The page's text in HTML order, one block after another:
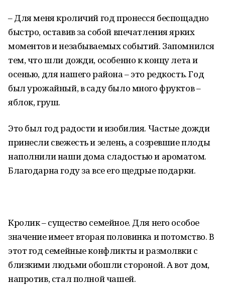
– Для меня кроличий год пронесся беспощадно
быстро, оставив за собой впечатления ярких
моментов и незабываемых событий. Запомнился
тем, что шли дожди, особенно к концу лета и
осенью, для нашего района – это редкость. Год
был урожайный, в саду было много фруктов –
яблок, груш.
Это был год радости и изобилия. Частые дожди
принесли свежесть и зелень, а созревшие плоды
наполнили наши дома сладостью и ароматом.
Благодарна году за все его щедрые подарки.
Кролик – существо семейное. Для него особое
значение имеет вторая половинка и потомство. В
этот год семейные конфликты и размолвки с
близкими людьми обошли стороной. А вот дом,
напротив, стал полной чашей.